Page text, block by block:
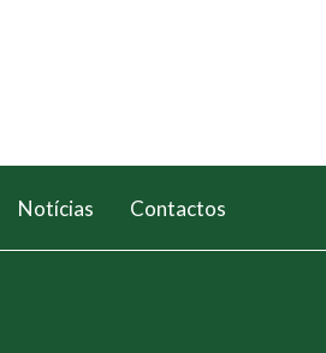
Notícias Contactos